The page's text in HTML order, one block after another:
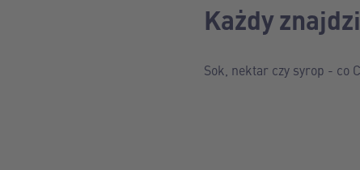
Każdy
Sok, nektar czy syrop - co